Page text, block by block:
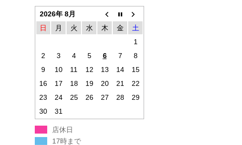
2026年 8月
日
月 火 水 木 金
土
1
2
3 4 5 6 7
8
9
10 11 12 13 14
15
16
17 18 19 20 21
22
23
24 25 26 27 28
29
30
31
店休日
17時まで